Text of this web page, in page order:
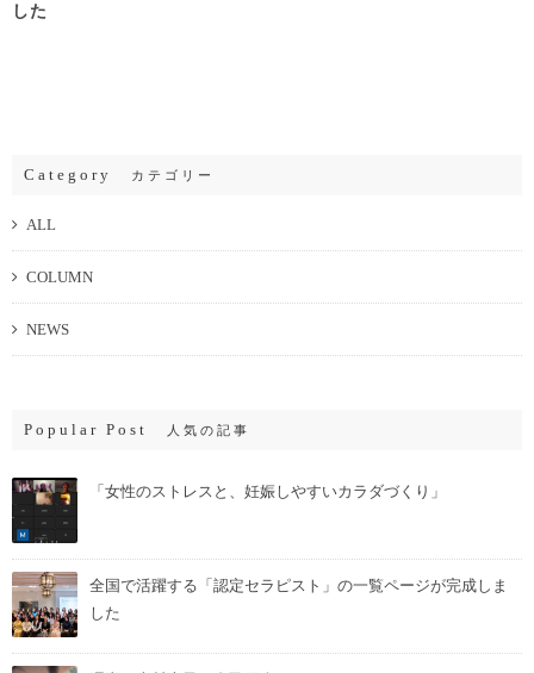
した
Category カテゴリー
ALL
COLUMN
NEWS
Popular Post 人気の記事
「女性のストレスと、妊娠しやすいカラダづくり」
全国で活躍する「認定セラピスト」の一覧ページが完成しま
した